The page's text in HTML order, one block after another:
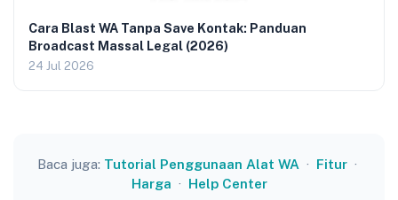
Cara Blast WA Tanpa Save Kontak: Panduan
Broadcast Massal Legal (2026)
24 Jul 2026
Baca juga: Tutorial Penggunaan Alat WA · Fitur ·
Harga · Help Center